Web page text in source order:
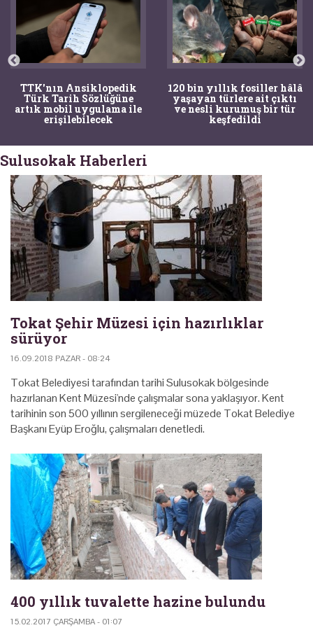
TTK'nın Ansiklopedik
Türk Tarih Sözlüğüne
artık mobil uygulama ile
erişilebilecek
120 bin yıllık fosiller hâlâ
yaşayan türlere ait çıktı
ve nesli kurumuş bir tür
keşfedildi
Sulusokak Haberleri
Tokat Şehir Müzesi için hazırlıklar
sürüyor
16.09.2018 PAZAR - 08:24
Tokat Belediyesi tarafından tarihi Sulusokak bölgesinde
hazırlanan Kent Müzesi'nde çalışmalar sona yaklaşıyor. Kent
tarihinin son 500 yıllının sergileneceği müzede Tokat Belediye
Başkanı Eyüp Eroğlu, çalışmaları denetledi.
400 yıllık tuvalette hazine bulundu
15.02.2017 ÇARŞAMBA - 01:07